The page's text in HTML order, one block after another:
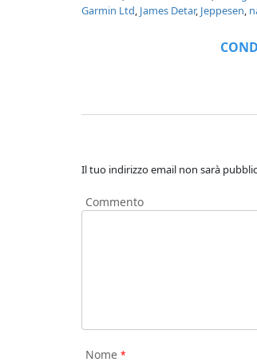
Garmin Ltd, James Detar, Jeppesen,
Il tuo indirizzo email non sarà
Commento
Nome *